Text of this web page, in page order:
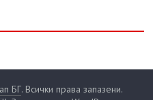
БГ. Всички права запазени.